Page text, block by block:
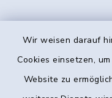
Wir weisen darauf
Cookies einsetzen,
Website zu